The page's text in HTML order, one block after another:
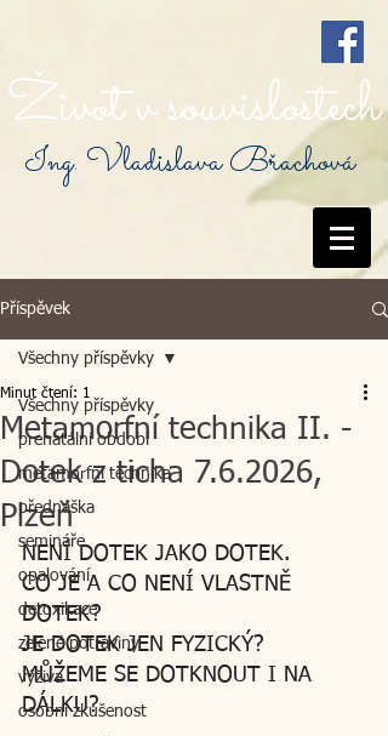
Život v souvislostech
Ing. Vladislava Břachová
Příspěvek
Všechny příspěvky
prenatální období
metamorfní technika
přednáška
semináře
opalování
detoxikace
zelené potraviny
výživa
osobní zkušenost
Všechny příspěvky
Metamorfní technika II. -
Dotek z ticha 7.6.2026,
Plzeň
Minut čtení: 1
NENÍ DOTEK JAKO DOTEK.
CO JE A CO NENÍ VLASTNĚ
DOTEK?
JE DOTEK JEN FYZICKÝ?
MŮŽEME SE DOTKNOUT I NA
DÁLKU?